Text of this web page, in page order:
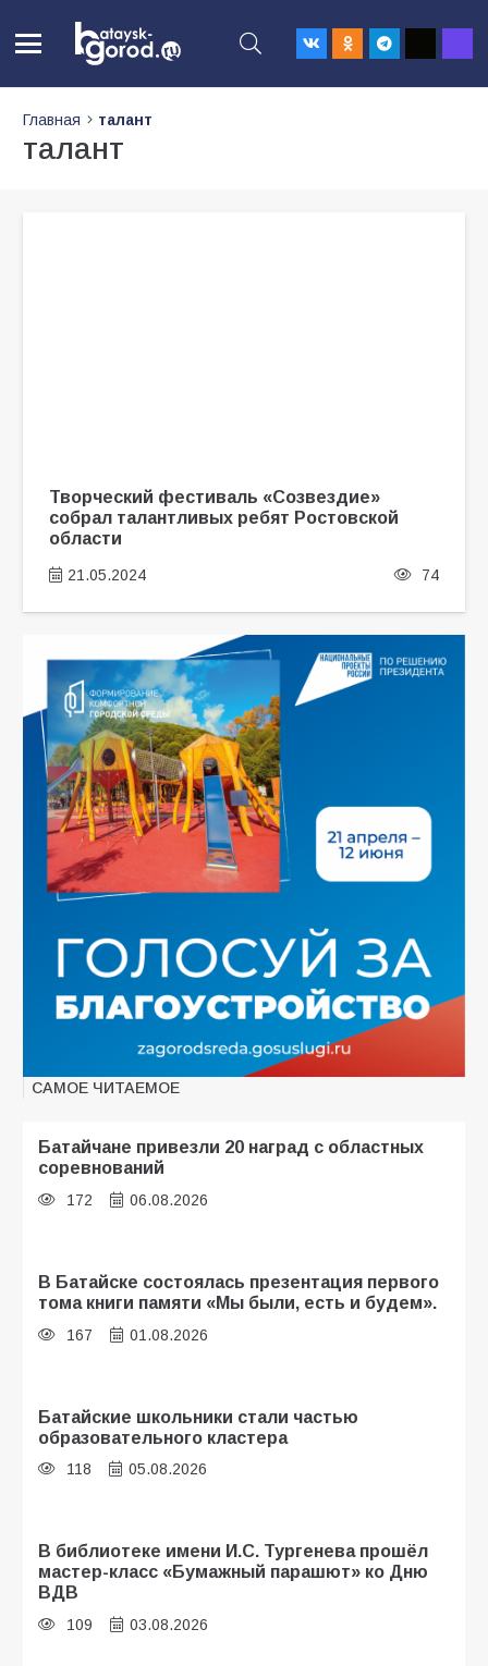
Главная талант
талант
Творческий фестиваль «Созвездие»
собрал талантливых ребят Ростовской
области
21.05.2024 74
САМОЕ ЧИТАЕМОЕ
Батайчане привезли 20 наград с областных
соревнований
172 06.08.2026
В Батайске состоялась презентация первого
тома книги памяти «Мы были, есть и будем».
167 01.08.2026
Батайские школьники стали частью
образовательного кластера
118 05.08.2026
В библиотеке имени И.С. Тургенева прошёл
мастер-класс «Бумажный парашют» ко Дню
ВДВ
109 03.08.2026